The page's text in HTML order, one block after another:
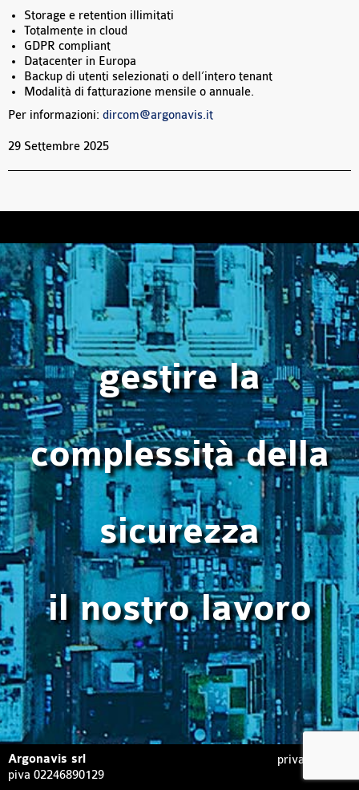
Storage e retention illimitati
Totalmente in cloud
GDPR compliant
Datacenter in Europa
Backup di utenti selezionati o dell’intero tenant
Modalità di fatturazione mensile o annuale.
Per informazioni: dircom@argonavis.it
29 Settembre 2025
gestire la
complessità della
sicurezza
il nostro lavoro
Argonavis srl
piva 02246890129
privacy policy